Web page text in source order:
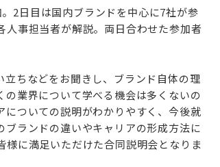
2日目は国内ブランドを中心に7社が参
事担当者が解説。両日合わせた参加者
ちなどをお聞きし、ブランド自体の理
業界について学べる機会は多くないの
ついての説明がわかりやすく、今後就
ランドの違いやキャリアの形成方法に
に満足いただけた合同説明会となりま